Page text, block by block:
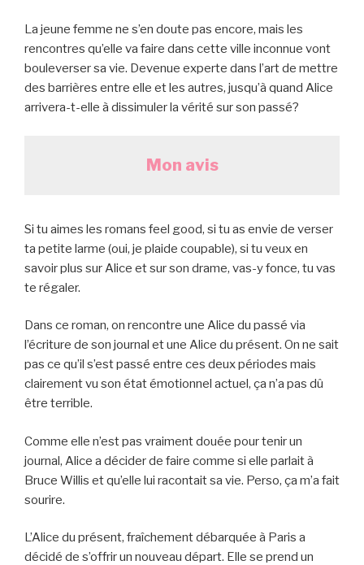
La jeune femme ne s’en doute pas encore, mais les
rencontres qu’elle va faire dans cette ville inconnue vont
bouleverser sa vie. Devenue experte dans l’art de mettre
des barrières entre elle et les autres, jusqu’à quand Alice
arrivera-t-elle à dissimuler la vérité sur son passé?
Mon avis
Si tu aimes les romans feel good, si tu as envie de verser
ta petite larme (oui, je plaide coupable), si tu veux en
savoir plus sur Alice et sur son drame, vas-y fonce, tu vas
te régaler.
Dans ce roman, on rencontre une Alice du passé via
l’écriture de son journal et une Alice du présent. On ne sait
pas ce qu’il s’est passé entre ces deux périodes mais
clairement vu son état émotionnel actuel, ça n’a pas dû
être terrible.
Comme elle n’est pas vraiment douée pour tenir un
journal, Alice a décider de faire comme si elle parlait à
Bruce Willis et qu’elle lui racontait sa vie. Perso, ça m’a fait
sourire.
L’Alice du présent, fraîchement débarquée à Paris a
décidé de s’offrir un nouveau départ. Elle se prend un